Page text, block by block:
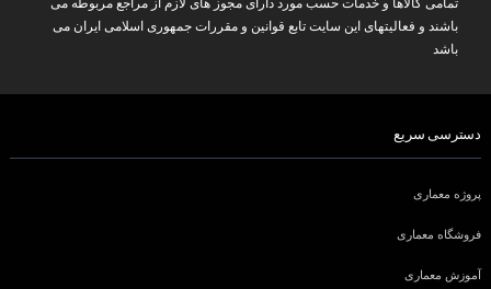
تمامی کالاها و خدمات حسب مورد دارای مجوز های لازم از مراجع مربوطه می
باشند و فعالیتهای این سایت تابع قوانین و مقررات جمهوری اسلامی ایران می
باشد
دسترسی سریع
پروژه معماری
فروشگاه معماری
آموزش معماری